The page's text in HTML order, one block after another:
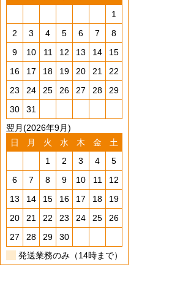
1
2
3 4 5 6 7
8
9
10 11 12 13 14
15
16
17 18 19 20 21
22
23
24 25 26 27 28
29
30
31
翌月(2026年9月)
日
月 火 水 木 金
土
1
2 3 4
5
6
7 8 9 10 11
12
13
14 15 16 17 18
19
20
21 22 23 24 25
26
27
28 29
30
発送業務のみ（14時まで）